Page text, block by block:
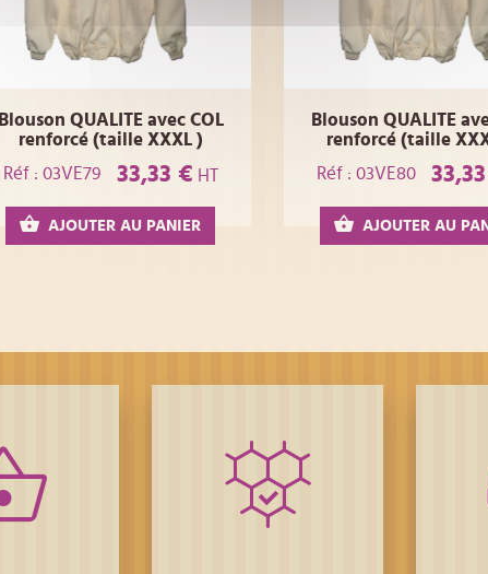
Blouson QUALITE avec COL
renforcé (taille XXXL )
Réf : 03VE79
33,33 € HT
AJOUTER AU PANIER
Blouson QUALITE
renforcé (taille
Réf : 03VE80
AJOUTER AU